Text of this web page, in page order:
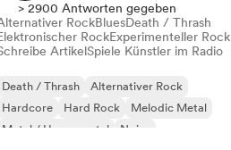
> 2900 Antworten gegeben
RockBluesDeath / Thrash
RockExperimenteller Rock
ArtikelSpiele Künstler im Radio
Death / Thrash
Alternativer Rock
Hardcore
Hard Rock
Melodic Metal
Metal / Heavy metal
Noise